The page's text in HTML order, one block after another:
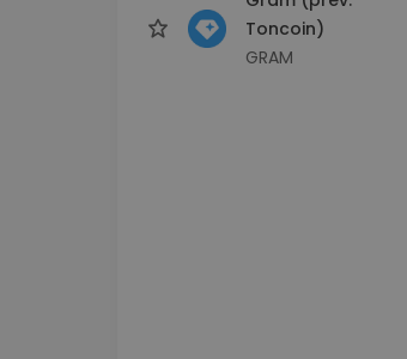
Toncoin)
GRAM